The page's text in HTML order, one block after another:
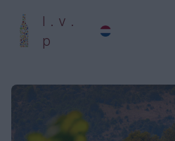
l . v .
p